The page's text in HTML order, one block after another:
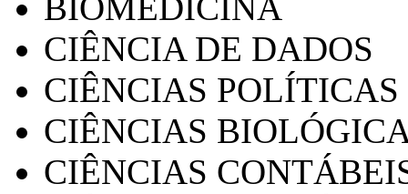
CIÊNCIA DE DADOS
CIÊNCIAS POLÍTICAS
CIÊNCIAS
CIÊNCIAS